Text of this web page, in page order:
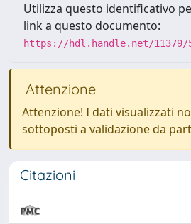
Utilizza questo identificativo
link a questo documento:
https://hdl.handle.net/11379/
Attenzione
Attenzione! I dati visualizzati
sottoposti a validazione da
Citazioni